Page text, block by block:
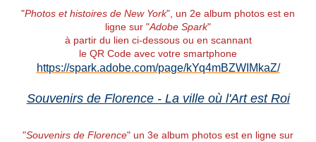
"Photos et histoires de New York", un 2e album photos est en
ligne sur "Adobe Spark"
à partir du lien ci-dessous ou en scannant
le QR Code avec votre smartphone
https://spark.adobe.com/page/kYq4mBZWIMkaZ/
Souvenirs de Florence - La ville où l'Art est Roi
"Souvenirs de Florence" un 3e album photos est en ligne sur